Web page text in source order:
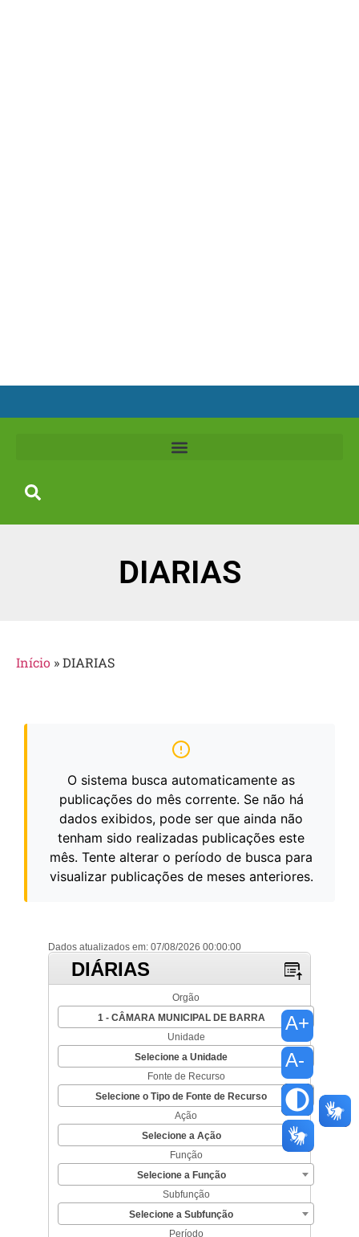
DIARIAS
Início »DIARIAS
O sistema busca automaticamente as
publicações do mês corrente. Se não há
dados exibidos, pode ser que ainda não
tenham sido realizadas publicações este
mês. Tente alterar o período de busca para
visualizar publicações de meses anteriores.